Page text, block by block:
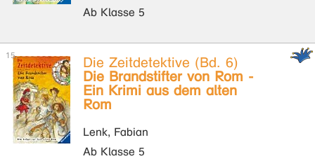
Ab Klasse 5
Die Zeitdetektive (Bd. 6)
Die Brandstifter von Rom -
Ein Krimi aus dem alten
Rom
Lenk, Fabian
Ab Klasse 5